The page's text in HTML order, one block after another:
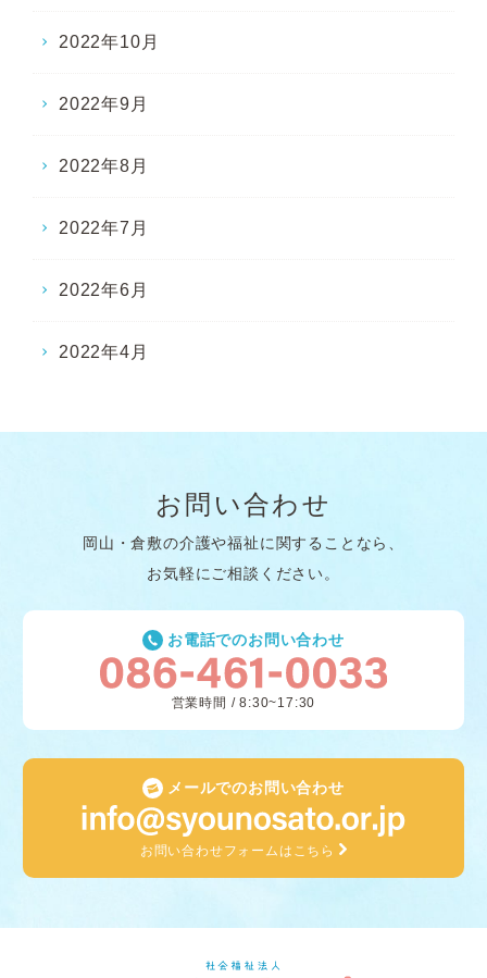
2022年10月
2022年9月
2022年8月
2022年7月
2022年6月
2022年4月
お問い合わせ
岡山・倉敷の介護や福祉に関することなら、
お気軽にご相談ください。
お電話でのお問い合わせ
営業時間 / 8:30~17:30
メールでのお問い合わせ
お問い合わせフォームはこちら